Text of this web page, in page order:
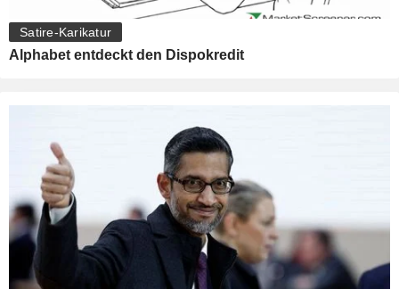
Satire-Karikatur
Alphabet entdeckt den Dispokredit